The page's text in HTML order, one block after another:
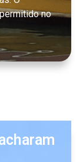
no